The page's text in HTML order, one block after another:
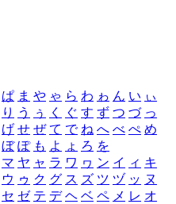
ぱ ま や ゃ ら わ ゎ ん い ぃ
り う ぅ く ぐ す ず つ づ っ
げ せ ぜ て で ね へ べ ぺ め
ぼ ぽ も よ ょ ろ を
マ ヤ ャ ラ ワ ヮ ン イ ィ キ
ウ ゥ ク グ ス ズ ツ ヅ ッ ヌ
セ ゼ テ デ ヘ ベ ペ メ レ オ